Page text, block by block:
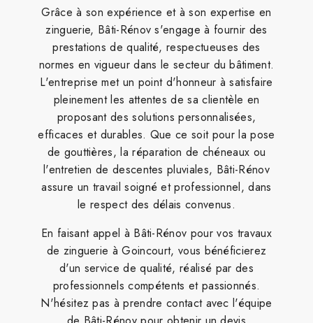
Grâce à son expérience et à son expertise en
zinguerie, Bâti-Rénov s'engage à fournir des
prestations de qualité, respectueuses des
normes en vigueur dans le secteur du bâtiment.
L'entreprise met un point d'honneur à satisfaire
pleinement les attentes de sa clientèle en
proposant des solutions personnalisées,
efficaces et durables. Que ce soit pour la pose
de gouttières, la réparation de chéneaux ou
l'entretien de descentes pluviales, Bâti-Rénov
assure un travail soigné et professionnel, dans
le respect des délais convenus.
En faisant appel à Bâti-Rénov pour vos travaux
de zinguerie à Goincourt, vous bénéficierez
d'un service de qualité, réalisé par des
professionnels compétents et passionnés.
N'hésitez pas à prendre contact avec l'équipe